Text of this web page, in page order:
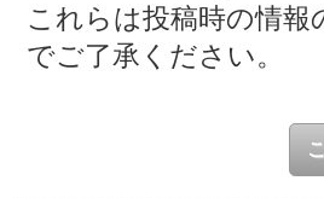
これらは投稿時の情
でご了承ください。